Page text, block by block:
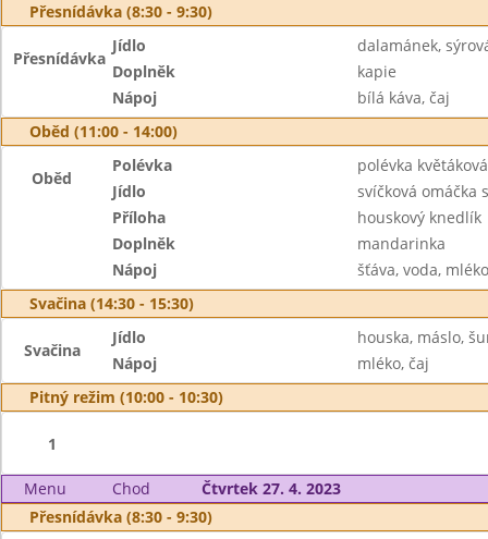
Přesnídávka (8:30 - 9:30)
Přesnídávka
Jídlo
dalamánek,
Doplněk
kapie
Nápoj
bílá káva, čaj
Oběd (11:00 - 14:00)
Oběd
Polévka
polévka květáková
Jídlo
svíčková omáčka
Příloha
houskový knedlík
Doplněk
mandarinka
Nápoj
šťáva, voda, mléko
Svačina (14:30 - 15:30)
Svačina
Jídlo
houska, máslo,
Nápoj
mléko, čaj
Pitný režim (10:00 - 10:30)
1
Menu Chod
Čtvrtek 27. 4. 2023
Přesnídávka (8:30 - 9:30)